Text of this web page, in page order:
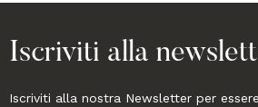
Iscriviti alla
Iscriviti alla nostra Newsletter per